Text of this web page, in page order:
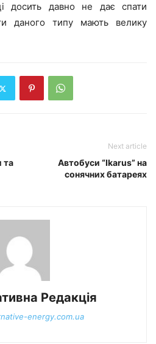
досить давно не дає спати
даного типу мають велику
та
Next article
Автобуси “Ikarus” на
сонячних батареях
Редакція
energy.com.ua